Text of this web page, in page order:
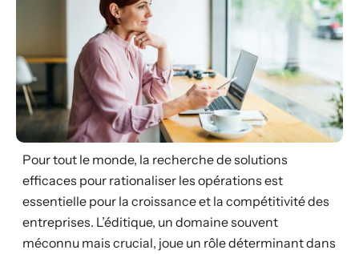
Pour tout le monde, la recherche de solutions
efficaces pour rationaliser les opérations est
essentielle pour la croissance et la compétitivité des
entreprises. L’éditique, un domaine souvent
méconnu mais crucial, joue un rôle déterminant dans